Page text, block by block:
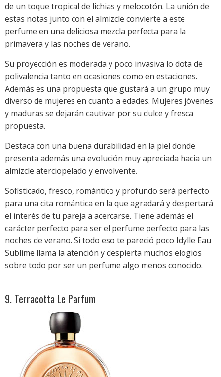
de un toque tropical de lichias y melocotón. La unión de
estas notas junto con el almizcle convierte a este
perfume en una deliciosa mezcla perfecta para la
primavera y las noches de verano.
Su proyección es moderada y poco invasiva lo dota de
polivalencia tanto en ocasiones como en estaciones.
Además es una propuesta que gustará a un grupo muy
diverso de mujeres en cuanto a edades. Mujeres jóvenes
y maduras se dejarán cautivar por su dulce y fresca
propuesta.
Destaca con una buena durabilidad en la piel donde
presenta además una evolución muy apreciada hacia un
almizcle aterciopelado y envolvente.
Sofisticado, fresco, romántico y profundo será perfecto
para una cita romántica en la que agradará y despertará
el interés de tu pareja a acercarse. Tiene además el
carácter perfecto para ser el perfume perfecto para las
noches de verano. Si todo eso te pareció poco Idylle Eau
Sublime llama la atención y despierta muchos elogios
sobre todo por ser un perfume algo menos conocido.
9. Terracotta Le Parfum